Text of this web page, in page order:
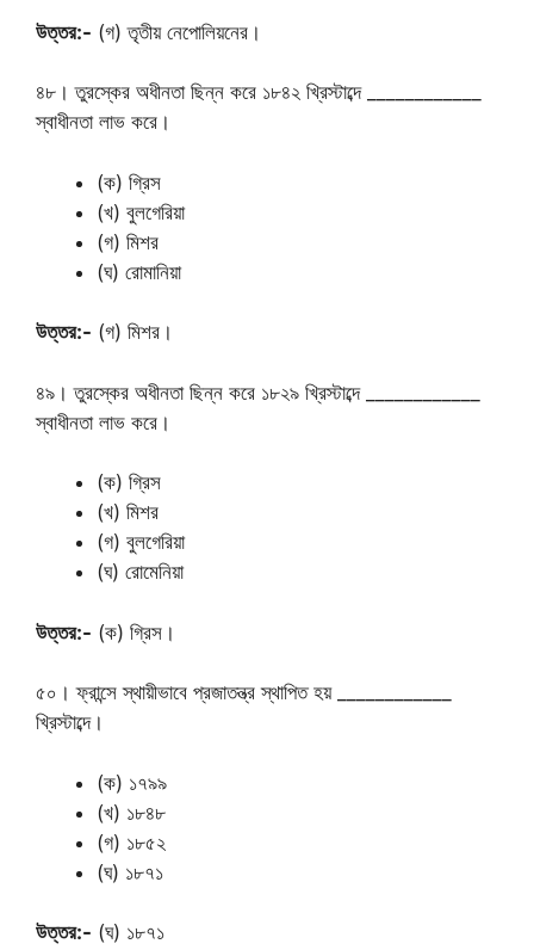
উত্তর:- (গ) তৃতীয় নেপোলিয়নের।
৪৮। তুরস্কের অধীনতা ছিন্ন করে ১৮৪২ খ্রিস্টাব্দে ____________
স্বাধীনতা লাভ করে।
(ক) গ্রিস
(খ) বুলগেরিয়া
(গ) মিশর
(ঘ) রোমানিয়া
উত্তর:- (গ) মিশর।
৪৯। তুরস্কের অধীনতা ছিন্ন করে ১৮২৯ খ্রিস্টাব্দে ____________
স্বাধীনতা লাভ করে।
(ক) গ্রিস
(খ) মিশর
(গ) বুলগেরিয়া
(ঘ) রোমেনিয়া
উত্তর:- (ক) গ্রিস।
৫০। ফ্রান্সে স্থায়ীভাবে প্রজাতন্ত্র স্থাপিত হয় ____________
খ্রিস্টাব্দে।
(ক) ১৭৯৯
(খ) ১৮৪৮
(গ) ১৮৫২
(ঘ) ১৮৭১
উত্তর:- (ঘ) ১৮৭১